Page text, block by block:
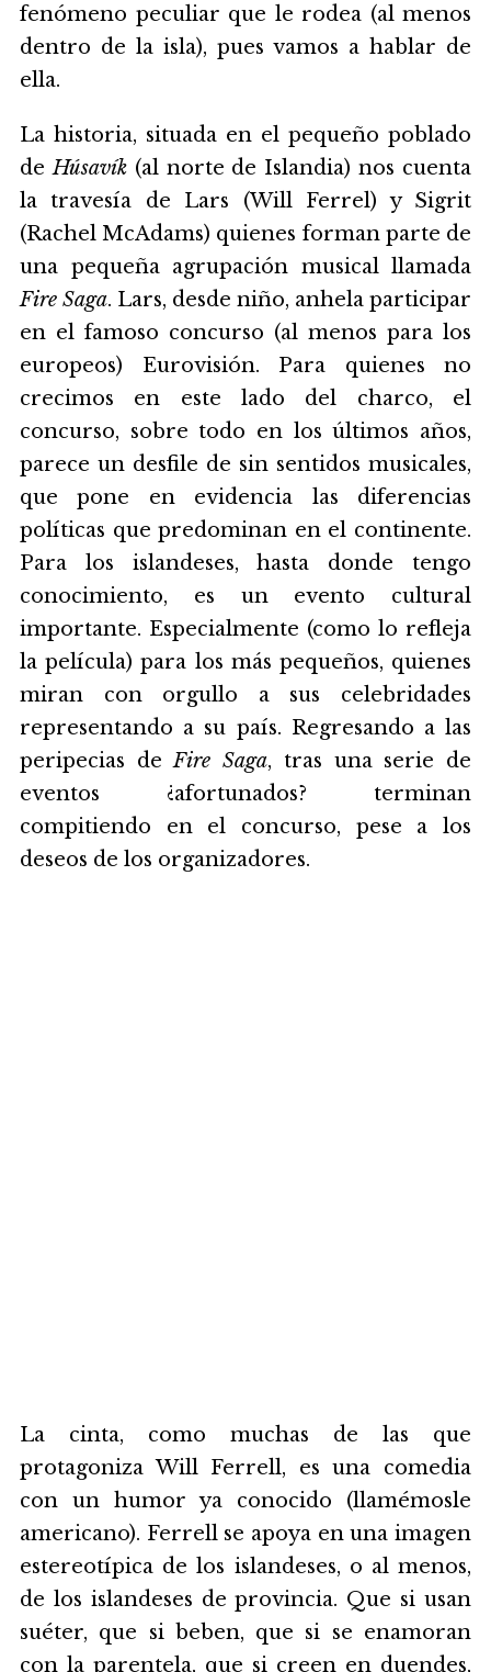
fenómeno peculiar que le rodea (al menos
dentro de la isla), pues vamos a hablar de
ella.
La historia, situada en el pequeño poblado
deHúsavík(al norte de Islandia) nos cuenta
la travesía de Lars (Will Ferrel) y Sigrit
(Rachel McAdams) quienes forman parte de
una pequeña agrupación musical llamada
Fire Saga. Lars, desde niño, anhela participar
en el famoso concurso (al menos para los
europeos) Eurovisión. Para quienes no
crecimos en este lado del charco, el
concurso, sobre todo en los últimos años,
parece un desfile de sin sentidos musicales,
que pone en evidencia las diferencias
políticas que predominan en el continente.
Para los islandeses, hasta donde tengo
conocimiento, es un evento cultural
importante. Especialmente (como lo refleja
la película) para los más pequeños, quienes
miran con orgullo a sus celebridades
representando a su país. Regresando a las
peripecias deFire Saga, tras una serie de
eventos ¿afortunados? terminan
compitiendo en el concurso, pese a los
deseos de los organizadores.
La cinta, como muchas de las que
protagoniza Will Ferrell, es una comedia
con un humor ya conocido (llamémosle
americano). Ferrell se apoya en una imagen
estereotípica de los islandeses, o al menos,
de los islandeses de provincia. Que si usan
suéter, que si beben, que si se enamoran
con la parentela, que si creen en duendes,